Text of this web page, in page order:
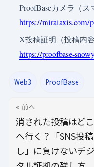
ProofBaseカメラ（
https://miraiaxis.com/
X投稿証明（投稿内
https://proofbase-
Web3 ProofBase
« 前へ
消された投稿はどこ
へ行く？「SNS投
し」に負けないデジ